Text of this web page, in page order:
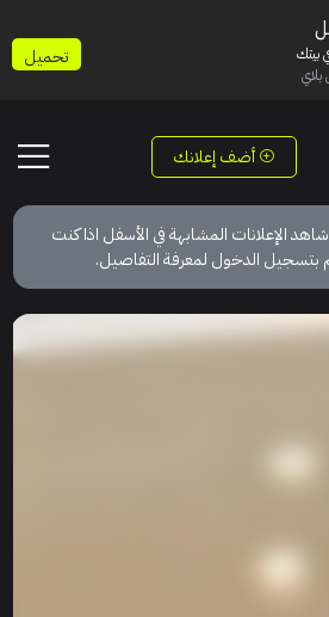
أضف إعلانك
الإعلانات المشابهة في الأسفل اذا كنت
بتسجيل الدخول لمعرفة التفاصيل.
بيتك
تحميل